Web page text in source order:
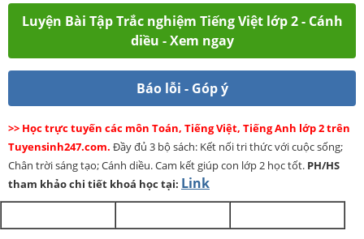
Luyện Bài Tập Trắc nghiệm Tiếng Việt lớp 2 - Cánh
diều - Xem ngay
Báo lỗi - Góp ý
>> Học trực tuyến các môn Toán, Tiếng Việt, Tiếng Anh lớp 2 trên
Tuyensinh247.com. Đầy đủ 3 bộ sách: Kết nối tri thức với cuộc sống;
Chân trời sáng tạo; Cánh diều. Cam kết giúp con lớp 2 học tốt. PH/HS
tham khảo chi tiết khoá học tại: Link